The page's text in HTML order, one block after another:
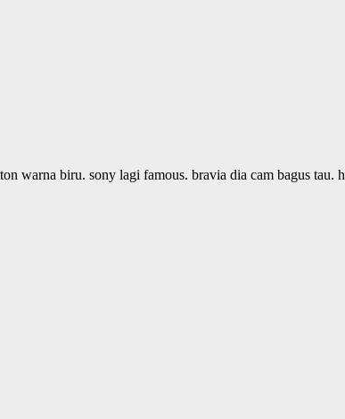
warna biru. sony lagi famous. bravia dia cam bagus tau.